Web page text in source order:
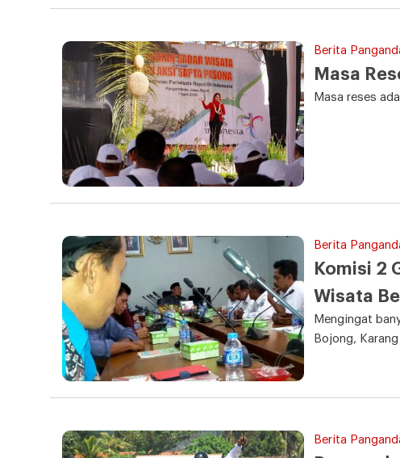
Berita
Masa
Masa reses
Berita
Komisi 2
Wisata
Mengingat
Bojong,
Berita